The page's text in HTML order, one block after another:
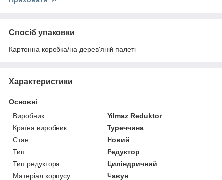
Системи охолодження:
Контроль параметрів:
Спосіб упаковки
Картонна коробка/на дерев'яній палеті
Характеристики
Основні
Виробник
Yilmaz Reduktor
Країна виробник
Туреччина
Стан
Новий
Тип
Редуктор
Тип редуктора
Циліндричний
Матеріал корпусу
Чавун